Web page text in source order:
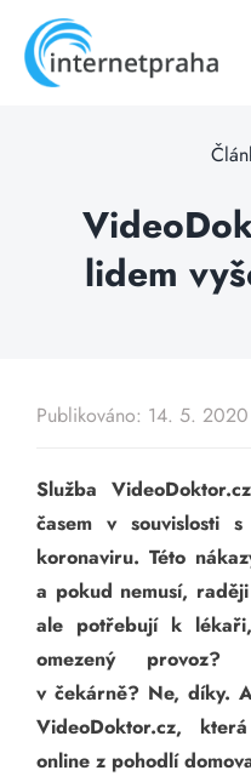
content
lidem
Publikováno: 14. 5. 2020
Služba
časem v souvislosti
koronaviru. Této
a pokud nemusí,
ale potřebují k
omezený provoz?
v čekárně? Ne, díky.
VideoDoktor.cz,
online z pohodlí